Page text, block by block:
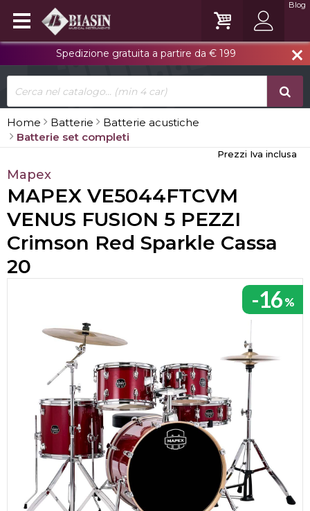
close
Spedizione gratuita a partire da € 199
Blog
Home Batterie
Batterie acustiche
Batterie set completi
Prezzi Iva inclusa
Mapex
MAPEX VE5044FTCVM
VENUS FUSION 5 PEZZI
Crimson Red Sparkle Cassa
20
-16%